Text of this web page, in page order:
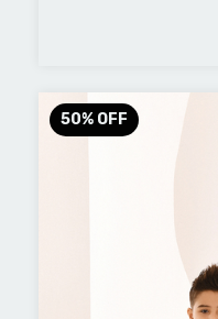
50% OFF